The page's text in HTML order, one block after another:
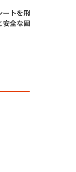
ートを飛
安全な固